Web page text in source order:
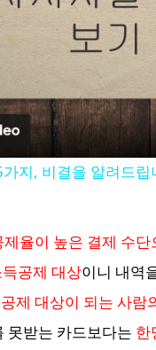
지, 비결을 알려드립
제율이 높은 결제 수
공제 대상이니 내역
제 대상이 되는 사람
못받는 카드보다는 한